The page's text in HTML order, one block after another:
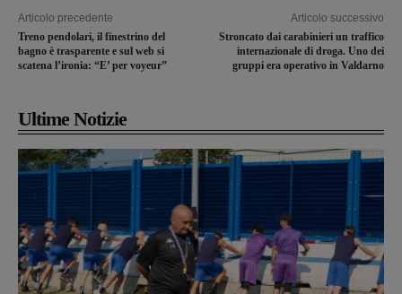
Articolo precedente
Treno pendolari, il finestrino del
bagno è trasparente e sul web si
scatena l’ironia: “E’ per voyeur”
Articolo successivo
Stroncato dai carabinieri un traffico
internazionale di droga. Uno dei
gruppi era operativo in Valdarno
Ultime Notizie